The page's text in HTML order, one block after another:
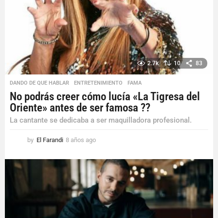
g
o
2.7k 10 83
DANDO DE QUE HABLAR ,ENTRETENIMIENTO ,FAMA
No podrás creer cómo lucía «La Tigresa del
Oriente» antes de ser famosa ??
La cantante se dedicaba a ser maquilladora profesional.
by El Farandi 8 años ago
ñ
o
s
a
g
o